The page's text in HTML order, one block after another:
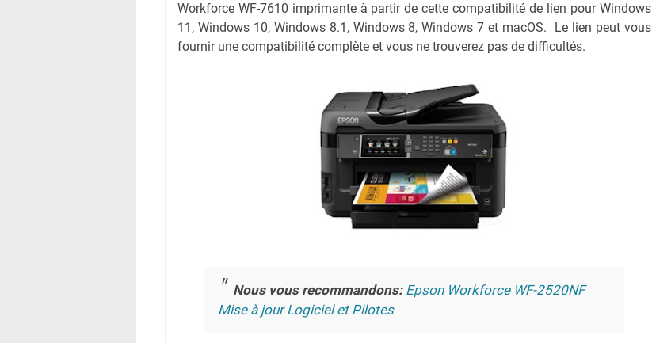
Workforce WF-7610 imprimante à partir de cette compatibilité de lien pour Windows
11, Windows 10, Windows 8.1, Windows 8, Windows 7 et macOS. Le lien peut vous
fournir une compatibilité complète et vous ne trouverez pas de difficultés.
Nous vous recommandons: Epson Workforce WF-2520NF
Mise à jour Logiciel et Pilotes